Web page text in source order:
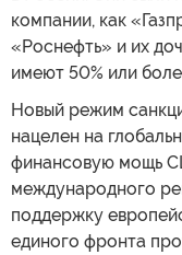
компании, как
«Роснефть» и их
имеют 50% или
Новый режим
нацелен на
финансовую мощь
международного
поддержку
единого фронта